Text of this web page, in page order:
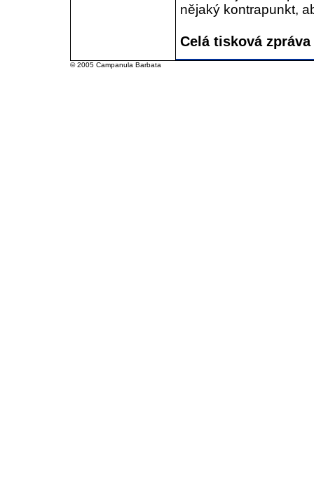
nějaký kontrapunkt,
Celá tisková zpráva
© 2005 Campanula Barbata